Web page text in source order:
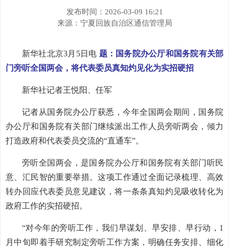
发布时间：2026-03-09 16:21
来源： 宁夏回族自治区通信管理局
新华社北京3月5日电 题：国务院办公厅和国务院有关部
门旁听全国两会，将代表委员真知灼见化为实招硬招
新华社记者王悦阳、任军
记者从国务院办公厅获悉，今年全国两会期间，国务院
办公厅和国务院有关部门继续派出工作人员旁听两会，倾力
打造政府和代表委员交流的“直通车”。
旁听全国两会，是国务院办公厅和国务院有关部门听民
意、汇民智的重要举措。这项工作通过全面记录梳理、高效
转办回应代表委员意见建议，将一条条真知灼见吸收转化为
政府工作的实招硬招。
“对今年的旁听工作，我们早谋划、早安排、早行动，1
月中旬即着手研究制定旁听工作方案，明确任务安排、细化